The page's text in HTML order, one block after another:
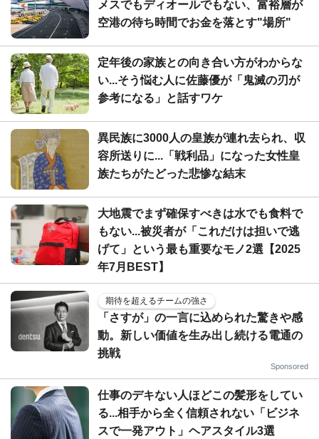
メスでもディオールでもない、富裕層が
空港の待ち時間でお金を落とす"場所"
定年後の家族との向き合い方がわからな
い...そう悩む人に佐藤優が「鬼滅の刃が
参考になる」と話すワケ
異民族に3000人の皇族が連れ去られ、収
容所送りに...「戦利品」になった女性皇
族たちがたどった悲惨な結末
大地震でまず確保すべきは水でも食料で
もない...被災者が「これだけは担いで逃
げて」という最も重要なモノ2選【2025
年7月BEST】
期待を超えるチームの強さ
「さすが」の一言に込められた驚きや感
動。新しい価値を生み出し続ける電通の
挑戦
Sponsored
仕事のデキない人ほどこの髪形をしてい
る...相手から全く信頼されない「ビジネ
スで一発アウト」ヘアスタイル3選